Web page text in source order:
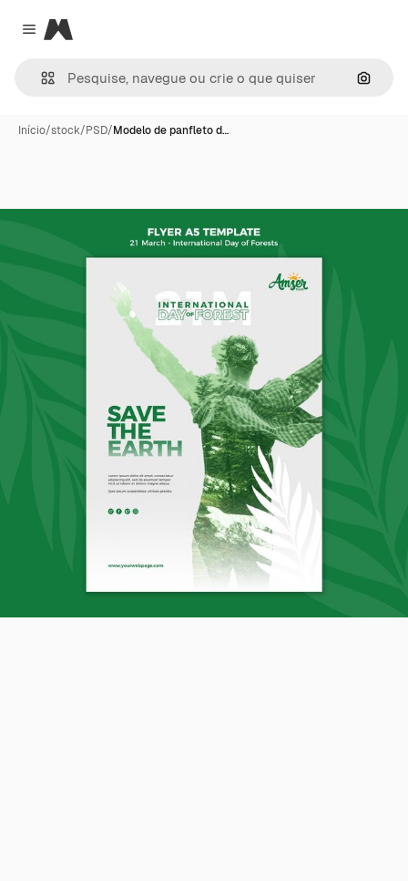
Close menu
Magnific
Início/stock/PSD/Modelo de panfleto d…